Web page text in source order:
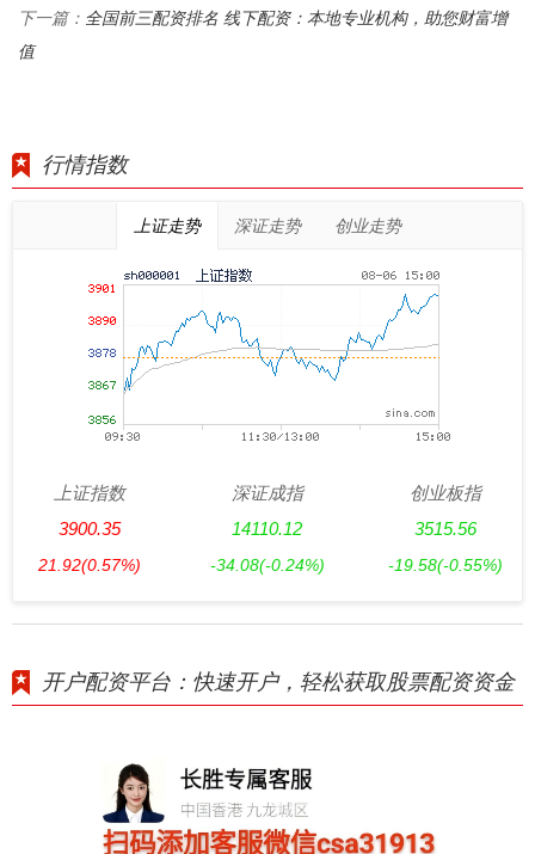
下一篇： 全国前三配资排名 线下配资：本地专业机构，助您财富增
值
行情指数
上证走势 深证走势 创业走势
上证指数
3900.35
21.92(0.57%)
深证成指
14110.12
-34.08(-0.24%)
创业板指
3515.56
-19.58(-0.55%)
开户配资平台：快速开户，轻松获取股票配资资金